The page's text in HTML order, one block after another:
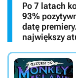
Po 7 latach
93%
datę
największy